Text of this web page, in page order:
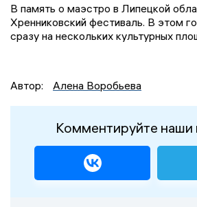
В память о маэстро в Липецкой
Хренниковский фестиваль. В этом
сразу на нескольких культурных
Автор: Алена Воробьева
Комментируйте наши